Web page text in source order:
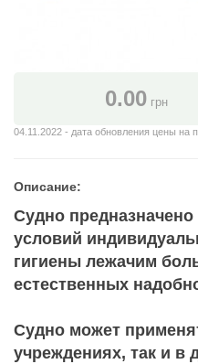
0.00грн
04.11.2022 - дата обновления цены на
Описание:
Судно
условий
гигиены лежачим
естественных
Судно может
учреждениях, так и в